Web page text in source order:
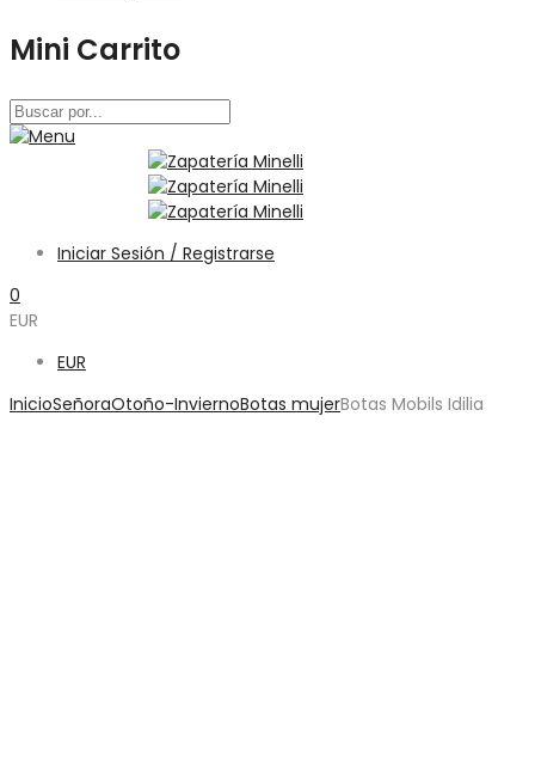
Mini Carrito
Iniciar Sesión / Registrarse
0
EUR
EUR
InicioSeñoraOtoño-InviernoBotas mujerBotas Mobils Idilia